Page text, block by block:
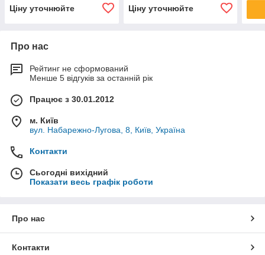
Ціну уточнюйте Ціну уточнюйте
Про нас
Рейтинг не сформований
Менше 5 відгуків за останній рік
Працює з 30.01.2012
м. Київ
вул. Набарежно-Лугова, 8, Київ, Україна
Контакти
Сьогодні вихідний
Показати весь графік роботи
Про нас
Контакти